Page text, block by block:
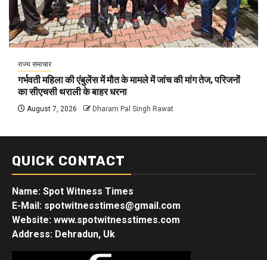
राज्य समाचार
गर्भवती महिला की एंबुलेंस में मौत के मामले में जांच की मांग तेज, परिजनों
का सीएचसी थराली के बाहर धरना
August 7, 2026 Dharam Pal Singh Rawat
QUICK CONTACT
Name: Spot Witness Times
E-Mail: spotwitnesstimes@gmail.com
Website: www.spotwitnesstimes.com
Address: Dehradun, Uk